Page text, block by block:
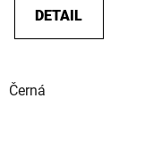
DETAIL
Černá